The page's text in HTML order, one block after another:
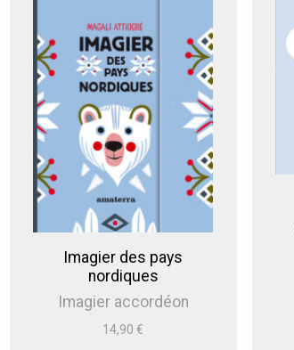
Imagier des pays
nordiques
Imagier accordéon
14,90€